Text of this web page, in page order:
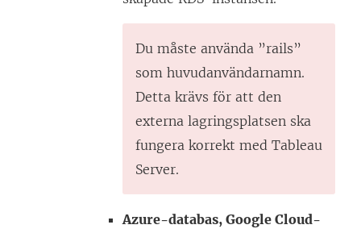
Du måste använda ”rails”
som huvudanvändarnamn.
Detta krävs för att den
externa lagringsplatsen ska
fungera korrekt med Tableau
Server.
Azure-databas, Google Cloud-